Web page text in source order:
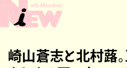
崎山蒼志と北村蕗